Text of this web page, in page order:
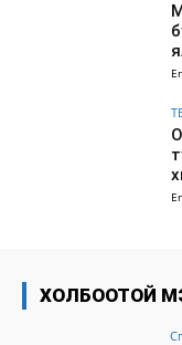
ХОЛБООТОЙ